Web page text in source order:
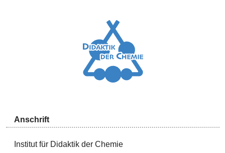
Anschrift
Institut für Didaktik der Chemie